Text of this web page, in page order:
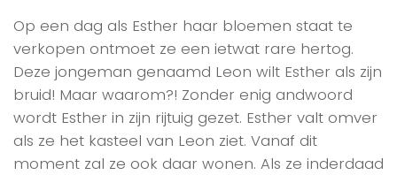
Op een dag als Esther haar bloemen staat te
verkopen ontmoet ze een ietwat rare hertog.
Deze jongeman genaamd Leon wilt Esther als zijn
bruid! Maar waarom?! Zonder enig andwoord
wordt Esther in zijn rijtuig gezet. Esther valt omver
als ze het kasteel van Leon ziet. Vanaf dit
moment zal ze ook daar wonen. Als ze inderdaad